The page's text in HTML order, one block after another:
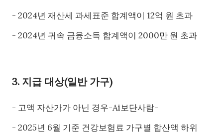
- 2024년 재산세 과세표준 합계액이 12억 원 초과
- 2024년 귀속 금융소득 합계액이 2000만 원 초과
3. 지급 대상(일반 가구)
- 고액 자산가가 아닌 경우-Ai보단사람-
- 2025년 6월 기준 건강보험료 가구별 합산액 하위